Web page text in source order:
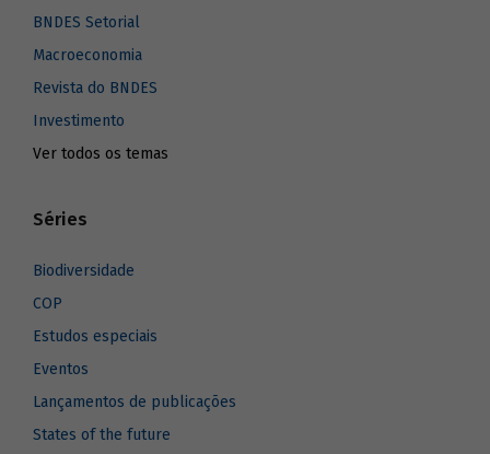
BNDES Setorial
Macroeconomia
Revista do BNDES
Investimento
Ver todos os temas
Séries
Biodiversidade
COP
Estudos especiais
Eventos
Lançamentos de publicações
States of the future